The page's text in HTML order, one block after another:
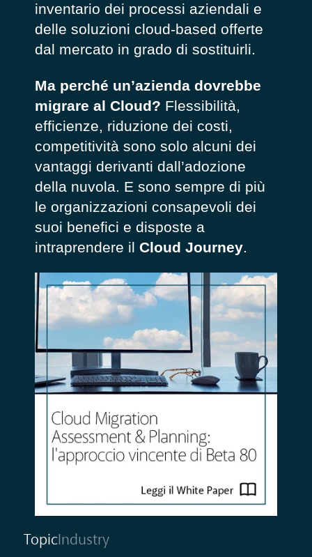
inventario dei processi aziendali e
delle soluzioni cloud-based offerte
dal mercato in grado di sostituirli.
Ma perché un’azienda dovrebbe
migrare al Cloud? Flessibilità,
efficienze, riduzione dei costi,
competitività sono solo alcuni dei
vantaggi derivanti dall’adozione
della nuvola. E sono sempre di più
le organizzazioni consapevoli dei
suoi benefici e disposte a
intraprendere il Cloud Journey.
TopicIndustry